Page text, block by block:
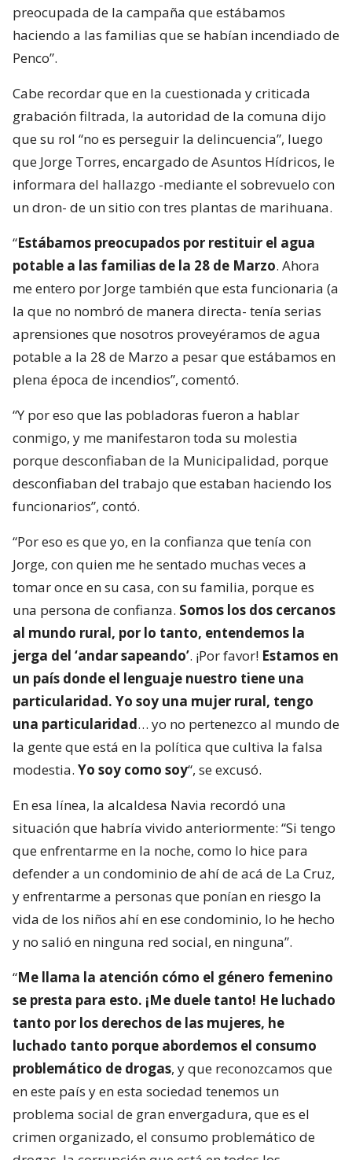
preocupada de la campaña que estábamos
haciendo a las familias que se habían incendiado de
Penco”.
Cabe recordar que en la cuestionada y criticada
grabación filtrada, la autoridad de la comuna dijo
que su rol “no es perseguir la delincuencia”, luego
que Jorge Torres, encargado de Asuntos Hídricos, le
informara del hallazgo -mediante el sobrevuelo con
un dron- de un sitio con tres plantas de marihuana.
“Estábamos preocupados por restituir el agua
potable a las familias de la 28 de Marzo. Ahora
me entero por Jorge también que esta funcionaria (a
la que no nombró de manera directa- tenía serias
aprensiones que nosotros proveyéramos de agua
potable a la 28 de Marzo a pesar que estábamos en
plena época de incendios”, comentó.
“Y por eso que las pobladoras fueron a hablar
conmigo, y me manifestaron toda su molestia
porque desconfiaban de la Municipalidad, porque
desconfiaban del trabajo que estaban haciendo los
funcionarios”, contó.
“Por eso es que yo, en la confianza que tenía con
Jorge, con quien me he sentado muchas veces a
tomar once en su casa, con su familia, porque es
una persona de confianza. Somos los dos cercanos
al mundo rural, por lo tanto, entendemos la
jerga del ‘andar sapeando’. ¡Por favor! Estamos en
un país donde el lenguaje nuestro tiene una
particularidad. Yo soy una mujer rural, tengo
una particularidad… yo no pertenezco al mundo de
la gente que está en la política que cultiva la falsa
modestia. Yo soy como soy“, se excusó.
En esa línea, la alcaldesa Navia recordó una
situación que habría vivido anteriormente: “Si tengo
que enfrentarme en la noche, como lo hice para
defender a un condominio de ahí de acá de La Cruz,
y enfrentarme a personas que ponían en riesgo la
vida de los niños ahí en ese condominio, lo he hecho
y no salió en ninguna red social, en ninguna”.
“Me llama la atención cómo el género femenino
se presta para esto. ¡Me duele tanto! He luchado
tanto por los derechos de las mujeres, he
luchado tanto porque abordemos el consumo
problemático de drogas, y que reconozcamos que
en este país y en esta sociedad tenemos un
problema social de gran envergadura, que es el
crimen organizado, el consumo problemático de